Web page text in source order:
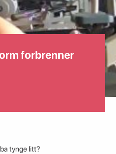
forbrenner
tynge litt?